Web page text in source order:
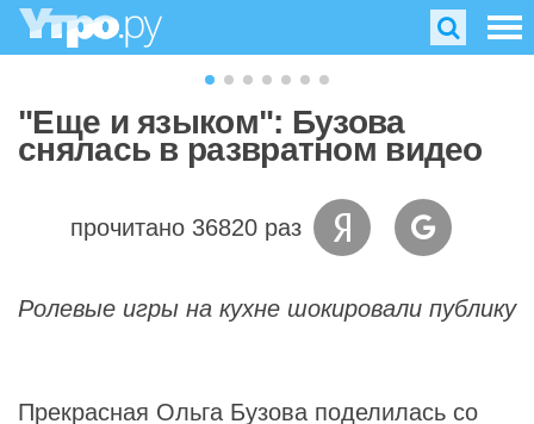
"Еще и языком": Бузова
снялась в развратном видео
прочитано 36820 раз
Ролевые игры на кухне шокировали публику
Прекрасная Ольга Бузова поделилась со